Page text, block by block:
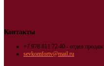
Контакты
+7 978 811 72 40 - отдел продаж
sevkomfortv@mail.ru